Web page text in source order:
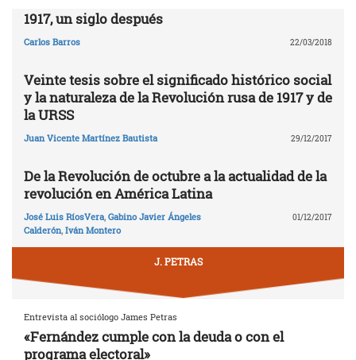
1917, un siglo después
Carlos Barros 22/03/2018
Veinte tesis sobre el significado histórico social
y la naturaleza de la Revolución rusa de 1917 y de
la URSS
Juan Vicente Martínez Bautista 29/12/2017
De la Revolución de octubre a la actualidad de la
revolución en América Latina
José Luis RíosVera, Gabino Javier Ángeles
Calderón, Iván Montero
01/12/2017
J. PETRAS
Entrevista al sociólogo James Petras
«Fernández cumple con la deuda o con el
programa electoral»